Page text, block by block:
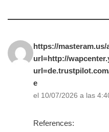
https://masteram.us/
url=http://
e
el 10/07/2026 a las
References: